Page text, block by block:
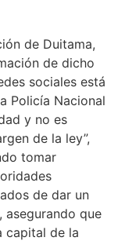
de Duitama,
de dicho
sociales está
Policía Nacional
y no es
de la ley”,
tomar
de dar un
que
capital de la